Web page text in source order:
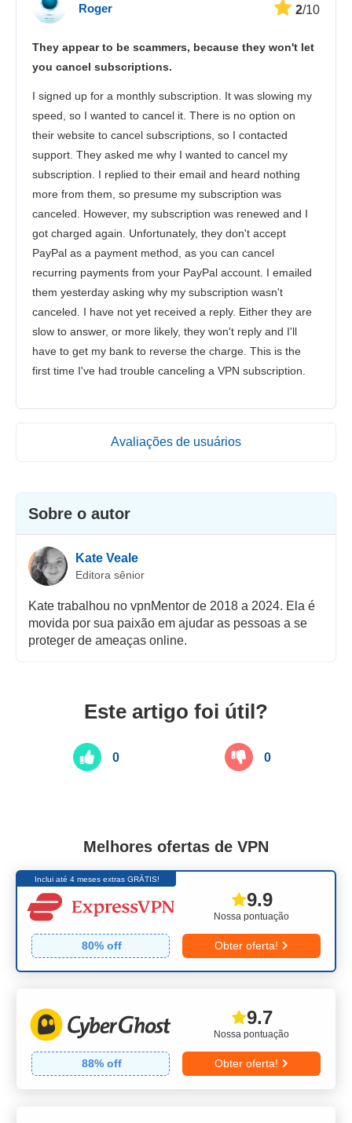
Roger 2/10
They appear to be scammers, because they won't let
you cancel subscriptions.
I signed up for a monthly subscription. It was slowing my
speed, so I wanted to cancel it. There is no option on
their website to cancel subscriptions, so I contacted
support. They asked me why I wanted to cancel my
subscription. I replied to their email and heard nothing
more from them, so presume my subscription was
canceled. However, my subscription was renewed and I
got charged again. Unfortunately, they don't accept
PayPal as a payment method, as you can cancel
recurring payments from your PayPal account. I emailed
them yesterday asking why my subscription wasn't
canceled. I have not yet received a reply. Either they are
slow to answer, or more likely, they won't reply and I'll
have to get my bank to reverse the charge. This is the
first time I've had trouble canceling a VPN subscription.
Avaliações de usuários
Sobre o autor
Kate Veale
Editora sênior
Kate trabalhou no vpnMentor de 2018 a 2024. Ela é
movida por sua paixão em ajudar as pessoas a se
proteger de ameaças online.
Este artigo foi útil?
0 0
Melhores ofertas de VPN
Inclui até 4 meses extras GRÁTIS!
Nossa pontuação
9.9
80% off Obter oferta!
Nossa pontuação
9.7
88% off Obter oferta!